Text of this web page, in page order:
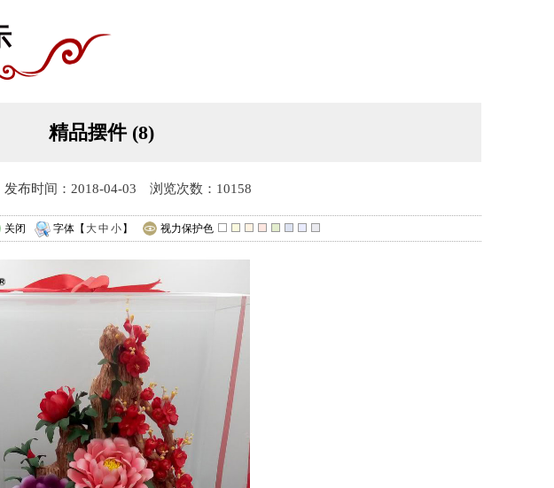
精品摆件 (8)
布时间：2018-04-03 浏览次数：10158
关闭 字体【 大中 小 】 视力保护色